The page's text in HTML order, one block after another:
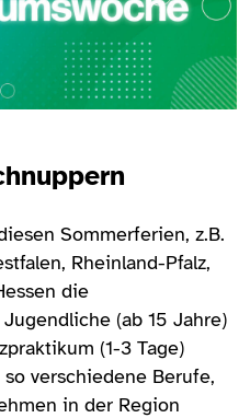
Sommerferien, z.B.
Rheinland-Pfalz,
die
(ab 15 Jahre)
(1-3 Tage)
verschiedene Berufe,
in der Region